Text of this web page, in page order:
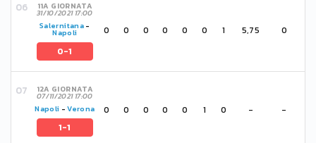
11A GIORNATA
31/10/2021 17:00
Salernitana-
Napoli
0-1
0 0 0 0 0 0 1 5,75 0
12A GIORNATA
07/11/2021 17:00
Napoli -Verona
1-1
0 0 0 0 0 1 0 - -